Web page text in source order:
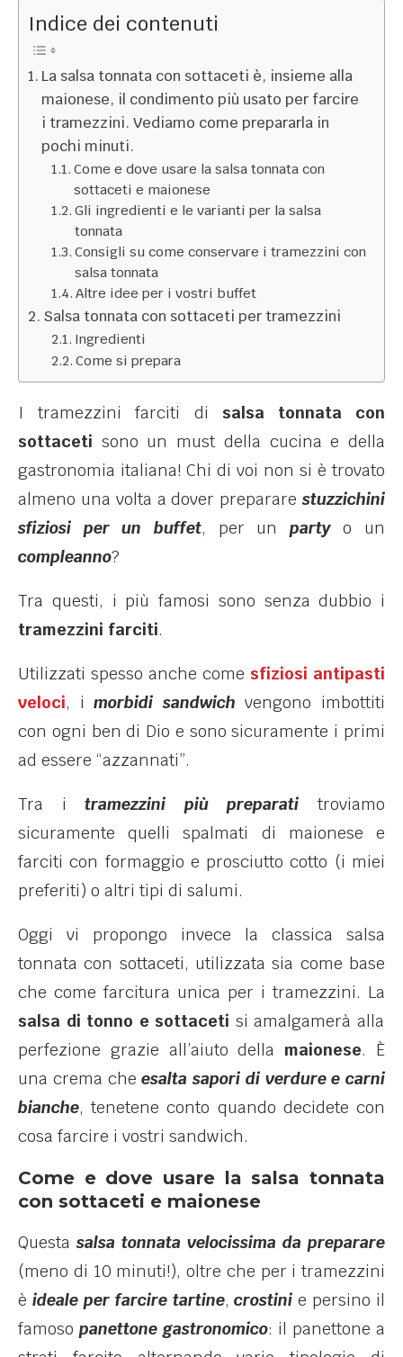
Indice dei contenuti
La salsa tonnata con sottaceti è, insieme alla
maionese, il condimento più usato per farcire
i tramezzini. Vediamo come prepararla in
pochi minuti.
Come e dove usare la salsa tonnata con
sottaceti e maionese
Gli ingredienti e le varianti per la salsa
tonnata
Consigli su come conservare i tramezzini con
salsa tonnata
Altre idee per i vostri buffet
Salsa tonnata con sottaceti per tramezzini
Ingredienti
Come si prepara
I tramezzini farciti di salsa tonnata con
sottaceti sono un must della cucina e della
gastronomia italiana! Chi di voi non si è trovato
almeno una volta a dover preparare stuzzichini
sfiziosi per un buffet, per un partyo un
compleanno?
Tra questi, i più famosi sono senza dubbio i
tramezzini farciti.
Utilizzati spesso anche come sfiziosi antipasti
veloci, imorbidi sandwich vengono imbottiti
con ogni ben di Dio e sono sicuramente i primi
ad essere “azzannati”.
Tra itramezzini più preparati troviamo
sicuramente quelli spalmati di maionese e
farciti con formaggio e prosciutto cotto (i miei
preferiti) o altri tipi di salumi.
Oggi vi propongo invece la classica salsa
tonnata con sottaceti, utilizzata sia come base
che come farcitura unica per i tramezzini. La
salsa di tonno e sottaceti si amalgamerà alla
perfezione grazie all’aiuto della maionese. È
una crema cheesalta sapori di verdure e carni
bianche, tenetene conto quando decidete con
cosa farcire i vostri sandwich.
Come e dove usare la salsa tonnata
con sottaceti e maionese
Questa salsa tonnata velocissima da preparare
(meno di 10 minuti!), oltre che per i tramezzini
è ideale per farcire tartine,crostini e persino il
famoso panettone gastronomico: il panettone a